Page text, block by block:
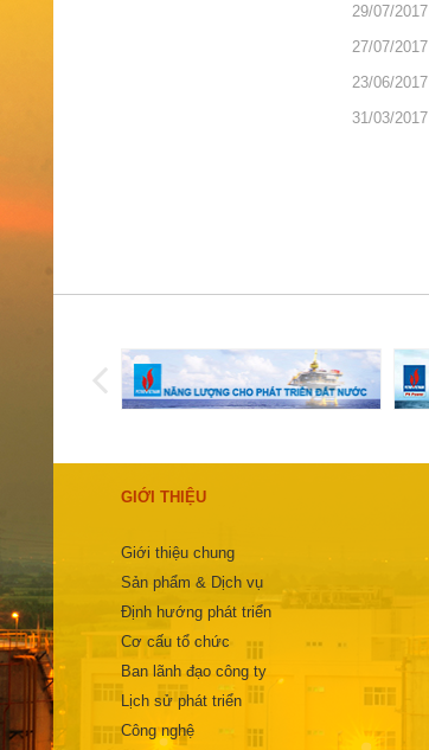
29/07/2017
27/07/2017
23/06/2017
31/03/2017
GIỚI THIỆU
Giới thiệu chung
Sản phẩm & Dịch vụ
Định hướng phát triển
Cơ cấu tổ chức
Ban lãnh đạo công ty
Lịch sử phát triển
Công nghệ